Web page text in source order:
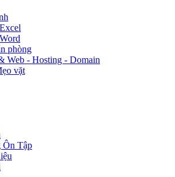
phòng
Web - Hosting - Domain
vặt
Tập